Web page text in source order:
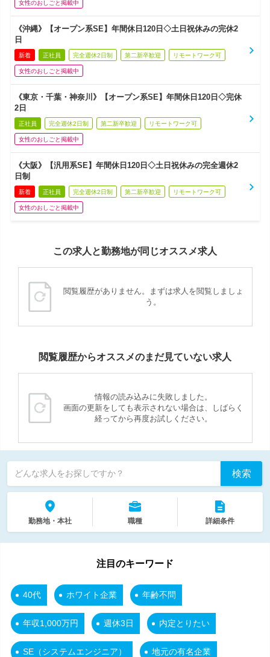
女性のおしごと掲載中
《沖縄》【オープン系SE】年間休日120日◇土日祝休みの完休2
日
新着 正社員 完全週休2日制 第二新卒歓迎 リモートワーク可
女性のおしごと掲載中
《東京・千葉・神奈川》【オープン系SE】年間休日120日◇完休
2日
正社員 完全週休2日制 第二新卒歓迎 リモートワーク可
女性のおしごと掲載中
《大阪》【汎用系SE】年間休日120日◇土日祝休みの完全週休2
日制
新着 正社員 完全週休2日制 第二新卒歓迎 リモートワーク可
女性のおしごと掲載中
この求人と勤務地が同じオススメ求人
閲覧履歴がありません。まずは求人を閲覧しましょ
う。
閲覧履歴からオススメのまだ見ていない求人
情報の読み込みに失敗しました。
画面の更新をしても表示されない場合は、しばらく
経ってから再度お試しください。
どんな求人をお探しですか？ 検索
勤務地・本社 職種 詳細条件
注目のキーワード
40代 ホワイト企業 年齢不問
年収1,000万円 週休3日 内定とりたい
SE（システムエンジニア） 地元の有名企業